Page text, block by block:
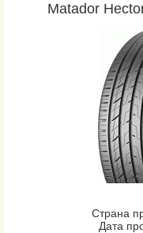
Matador
Страна
Дата